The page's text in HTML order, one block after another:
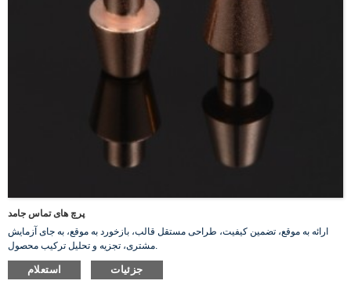
پرچ های تماس جامد
ارائه به موقع، تضمین کیفیت، طراحی مستقل قالب، بازخورد به موقع، به جای آزمایش
مشتری، تجزیه و تحلیل ترکیب محصول.
استعلام جزئیات